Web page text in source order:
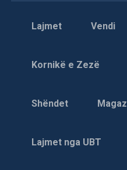
Lajmet Vendi
Kornikë e Zezë
Shëndet
Lajmet nga UBT